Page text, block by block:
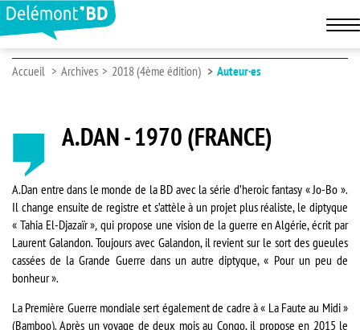
Accueil Archives 2018 (4ème édition) Auteur·es
A.DAN - 1970 (FRANCE)
A.Dan entre dans le monde de la BD avec la série d’heroic fantasy « Jo-Bo ».
Il change ensuite de registre et s’attèle à un projet plus réaliste, le diptyque
« Tahia El-Djazaïr », qui propose une vision de la guerre en Algérie, écrit par
Laurent Galandon. Toujours avec Galandon, il revient sur le sort des gueules
cassées de la Grande Guerre dans un autre diptyque, « Pour un peu de
bonheur ».
La Première Guerre mondiale sert également de cadre à « La Faute au Midi »
(Bamboo). Après un voyage de deux mois au Congo, il propose en 2015 le